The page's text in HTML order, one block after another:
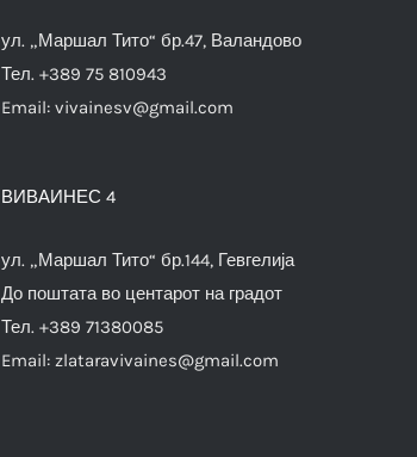
ул. „Маршал Тито“ бр.47, Валандово
Тел. +389 75 810943
Email: vivainesv@gmail.com
ВИВАИНЕС 4
ул. „Маршал Тито“ бр.144, Гевгелија
До поштата во центарот на градот
Тел. +389 71380085
Email: zlataravivaines@gmail.com